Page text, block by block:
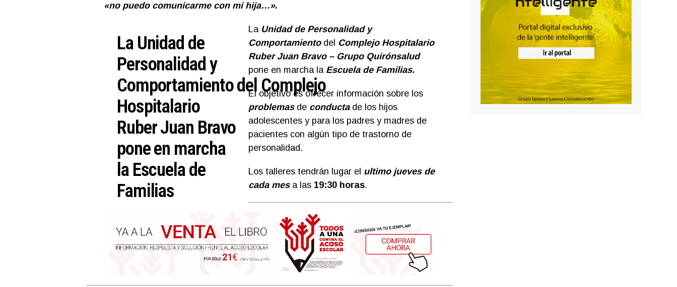
«no puedo comunicarme con mi hija…».
La Unidad de
Personalidad y
Comportamiento del Complejo
Hospitalario
Ruber Juan Bravo
pone en marcha
la Escuela de
Familias
La Unidad de Personalidad y
Comportamientodel Complejo Hospitalario
Ruber Juan Bravo – Grupo Quirónsalud
pone en marcha la Escuela de Familias.
El objetivo es ofrecer información sobre los
problemas de conductade los hijos
adolescentes y para los padres y madres de
pacientes con algún tipo de trastorno de
personalidad.
Los talleres tendrán lugar el ultimo jueves de
cada mesa las 19:30 horas.